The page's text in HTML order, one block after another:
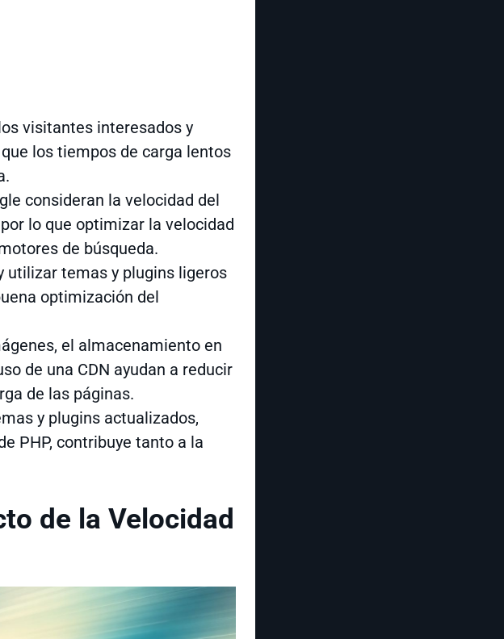
visitantes interesados y
los tiempos de carga lentos
consideran la velocidad del
lo que optimizar la velocidad
de búsqueda.
utilizar temas y plugins ligeros
optimización del
el almacenamiento en
de una CDN ayudan a reducir
de las páginas.
y plugins actualizados,
PHP, contribuye tanto a la
de la Velocidad